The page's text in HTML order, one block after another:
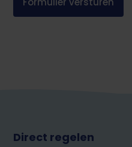
Footer
Direct regelen